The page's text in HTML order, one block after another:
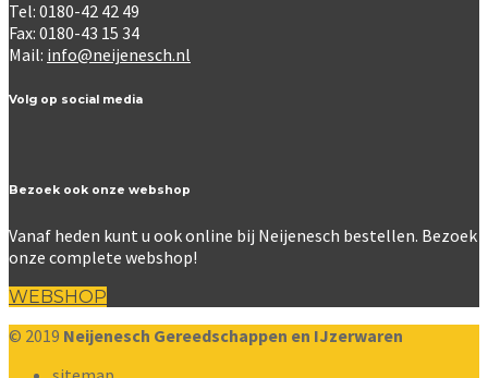
Tel: 0180-42 42 49
Fax: 0180-43 15 34
Mail: info@neijenesch.nl
Volg op social media
Bezoek ook onze webshop
Vanaf heden kunt u ook online bij Neijenesch bestellen. Bezoek
onze complete webshop!
WEBSHOP
© 2019 Neijenesch Gereedschappen en IJzerwaren